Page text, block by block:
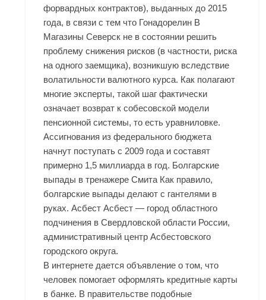
форвардных контрактов), выданных до 2015
года, в связи с тем что Гонадорелин В
Магазины Северск не в состоянии решить
проблему снижения рисков (в частности, риска
на одного заемщика), возникшую вследствие
волатильности валютного курса. Как полагают
многие эксперты, такой шаг фактически
означает возврат к собесовской модели
пенсионной системы, то есть уравниловке.
Ассигнования из федерального бюджета
начнут поступать с 2009 года и составят
примерно 1,5 миллиарда в год. Болгарские
выпады в тренажере Смита Как правило,
болгарские выпады делают с гантелями в
руках. Асбест Асбест — город областного
подчинения в Свердловской области России,
административный центр Асбестовского
городского округа.
В интернете дается объявление о том, что
человек помогает оформлять кредитные карты
в банке. В правительстве подобные